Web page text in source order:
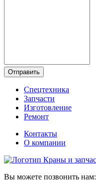
Отправить
Спецтехника
Запчасти
Изготовление
Ремонт
Контакты
О компании
Вы можете позвонить нам: